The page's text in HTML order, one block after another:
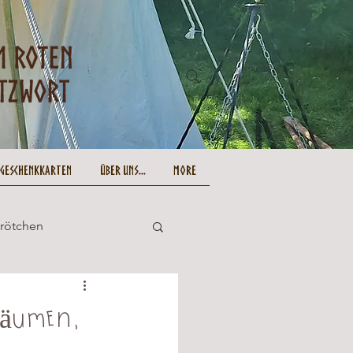
Über uns... More